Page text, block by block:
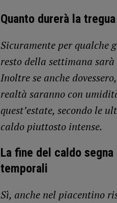
Quanto durerà la
Sicuramente per qualche
resto della settimana
Inoltre se anche
realtà saranno con
quest’estate, secondo le
caldo piuttosto intense.
La fine del caldo
temporali
Sì, anche nel piacentino